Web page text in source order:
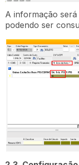
A informação será
podendo ser